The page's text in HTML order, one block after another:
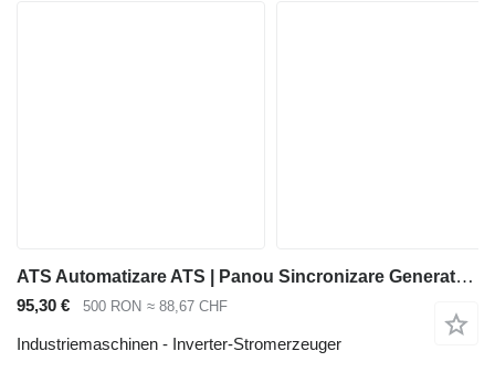
ATS Automatizare ATS | Panou Sincronizare Generatoare ABB | Control
95,30 € 500 RON ≈ 88,67 CHF
Industriemaschinen - Inverter-Stromerzeuger